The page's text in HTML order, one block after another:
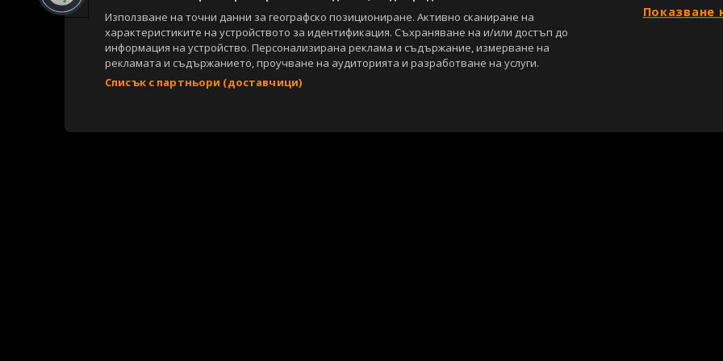
Използване на точни данни за географско позициониране. Активно сканиране на
характеристиките на устройството за идентификация. Съхраняване на и/или достъп до
информация на устройство. Персонализирана реклама и съдържание, измерване на
рекламата и съдържанието, проучване на аудиторията и разработване на услуги.
Списък с партньори (доставчици)
Показване